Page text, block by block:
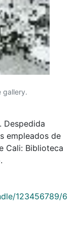
gallery.
Despedida
empleados de
Cali: Biblioteca
123456789/6